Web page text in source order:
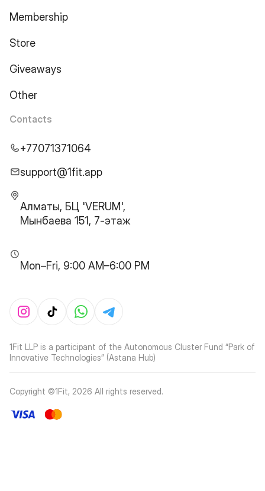
Membership
Store
Giveaways
Other
Contacts
+77071371064
support@1fit.app
Алматы, БЦ 'VERUM',
Мынбаева 151, 7-этаж
Mon–Fri, 9:00 AM–6:00 PM
1Fit LLP is a participant of the Autonomous Cluster Fund “Park of
Innovative Technologies” (Astana Hub)
Copyright ©1Fit, 2026 All rights reserved.